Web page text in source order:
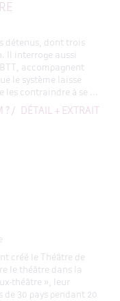
détenus, dont trois
Il interroge aussi
accompagnent
le système laisse
les contraindre à se ...
? / DÉTAIL + EXTRAIT
créé le Théâtre de
le théâtre dans la
théâtre », leur
30 pays pendant 20